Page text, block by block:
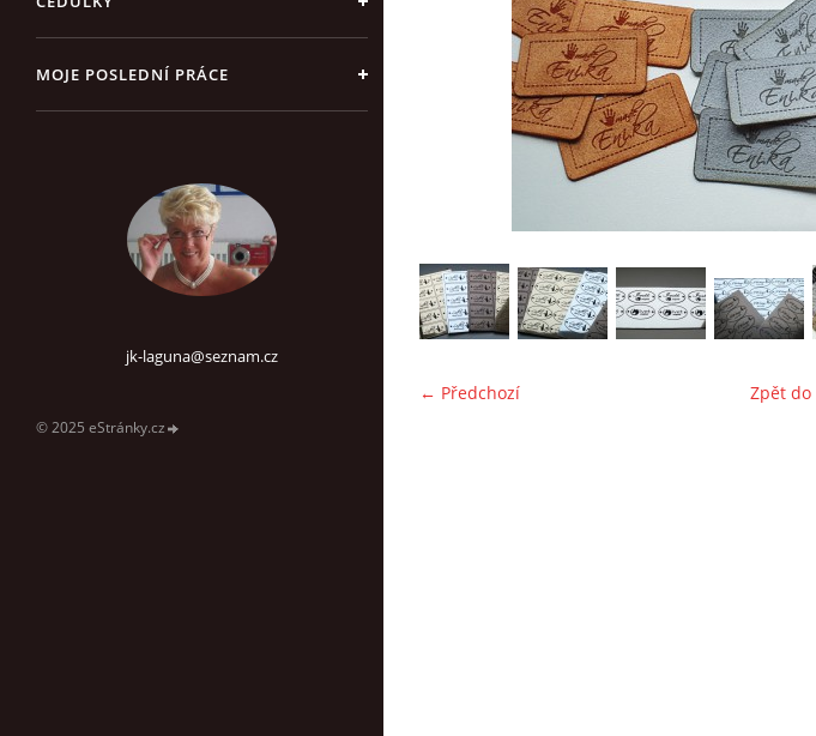
MOJE POSLEDNÍ PRÁCE
jk-laguna@seznam.cz
© 2025 eStránky.cz
← Předchozí Zpět do